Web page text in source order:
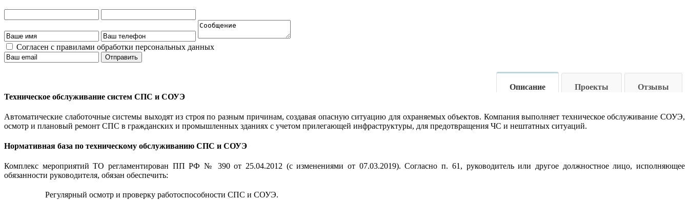
Согласен с правилами обработки персональных данных
Отправить
Описание Проекты
Отзывы
Техническое обслуживание систем СПС и СОУЭ
Автоматические слаботочные системы выходят из строя по разным причинам, создавая опасную ситуацию для охраняемых объектов. Компания выполняет техническое обслуживание СОУЭ,
осмотр и плановый ремонт СПС в гражданских и промышленных зданиях с учетом прилегающей инфраструктуры, для предотвращения ЧС и нештатных ситуаций.
Нормативная база по техническому обслуживанию СПС и СОУЭ
Комплекс мероприятий ТО регламентирован ПП РФ № 390 от 25.04.2012 (с изменениями от 07.03.2019). Согласно п. 61, руководитель или другое должностное лицо, исполняющее
обязанности руководителя, обязан обеспечить:
Регулярный осмотр и проверку работоспособности СПС и СОУЭ.